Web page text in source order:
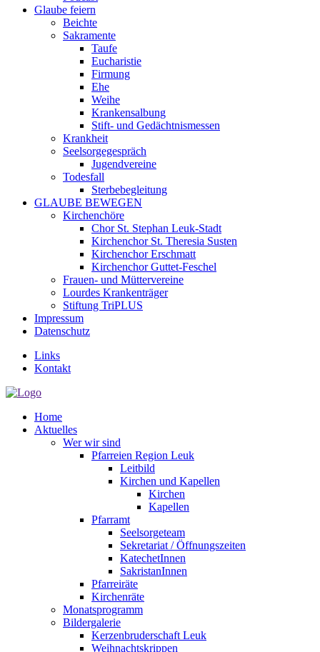
Glaube feiern
Beichte
Sakramente
Taufe
Eucharistie
Firmung
Ehe
Weihe
Krankensalbung
Stift- und Gedächtnismessen
Krankheit
Seelsorgegespräch
Jugendvereine
Todesfall
Sterbebegleitung
GLAUBE BEWEGEN
Kirchenchöre
Chor St. Stephan Leuk-Stadt
Kirchenchor St. Theresia Susten
Kirchenchor Erschmatt
Kirchenchor Guttet-Feschel
Frauen- und Müttervereine
Lourdes Krankenträger
Stiftung TriPLUS
Impressum
Datenschutz
Links
Kontakt
Home
Aktuelles
Wer wir sind
Pfarreien Region Leuk
Leitbild
Kirchen und Kapellen
Kirchen
Kapellen
Pfarramt
Seelsorgeteam
Sekretariat / Öffnungszeiten
KatechetInnen
SakristanInnen
Pfarreiräte
Kirchenräte
Monatsprogramm
Bildergalerie
Kerzenbruderschaft Leuk
Weihnachtskrippen